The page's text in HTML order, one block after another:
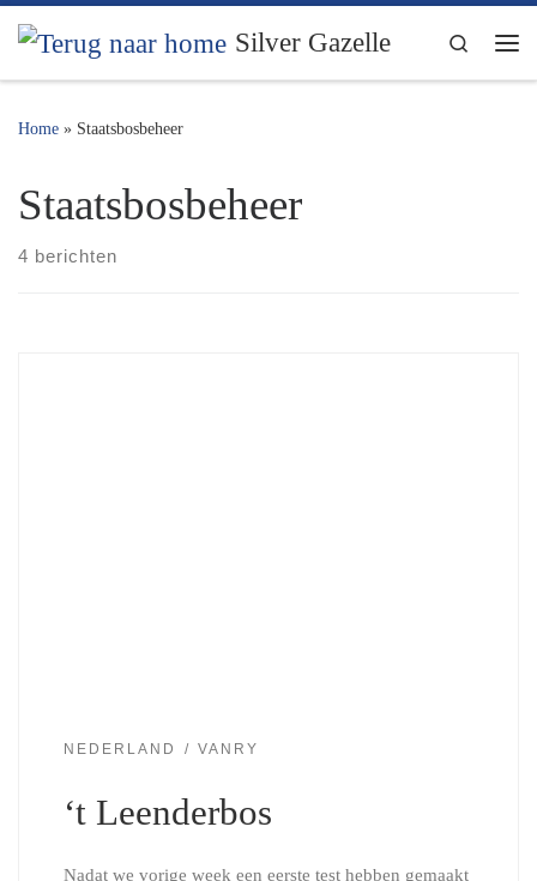
Ga naar inhoud Silver Gazelle
Search
Home » Staatsbosbeheer
Staatsbosbeheer
4 berichten
NEDERLAND VANRY
‘t Leenderbos
Nadat we vorige week een eerste test hebben gemaakt